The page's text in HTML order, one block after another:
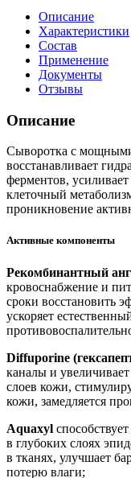
Описание
Характеристики
Состав
Применение
Документы
Отзывы
Описание
Сыворотка с
восстанавливает
ферментов,
клеточный
проникновение
Активные компоненты
Рекомбинантный
кровоснабжение и
сроки восстановить
ускоряет
Diffuporine
каналы и
слоев кожи,
кожи, замедляется
Aquaxyl
в глубоких слоях
в тканях, улучшает
потерю влаги;